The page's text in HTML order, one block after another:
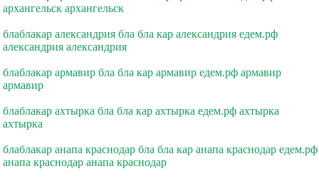
архангельск архангельск
блаблакар александрия бла бла кар александрия едем.рф
александрия александрия
блаблакар армавир бла бла кар армавир едем.рф армавир
армавир
блаблакар ахтырка бла бла кар ахтырка едем.рф ахтырка
ахтырка
блаблакар анапа краснодар бла бла кар анапа краснодар едем.рф
анапа краснодар анапа краснодар